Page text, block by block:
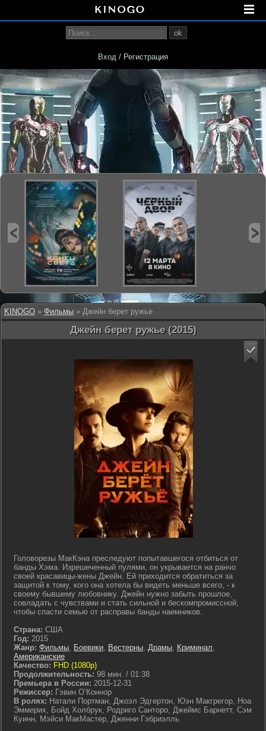
KINOGO » Фильмы » Джейн берет ружье
Джейн берет ружье (2015)
Головорезы МакКэна преследуют попытавшегося отбиться от
банды Хэма. Изрешеченный пулями, он укрывается на ранчо
своей красавицы-жены Джейн. Ей приходится обратиться за
защитой к тому, кого она хотела бы видеть меньше всего, - к
своему бывшему любовнику. Джейн нужно забыть прошлое,
совладать с чувствами и стать сильной и бескомпромиссной,
чтобы спасти семью от расправы банды наемников.
Страна: США
Год: 2015
Жанр: Фильмы, Боевики, Вестерны, Драмы, Криминал,
Американские
Качество: FHD (1080p)
Продолжительность: 98 мин. / 01:38
Премьера в России: 2015-12-31
Режиссер: Гэвин О’Коннор
В ролях: Натали Портман, Джоэл Эдгертон, Юэн Макгрегор, Ноа
Эммерих, Бойд Холбрук, Родриго Санторо, Джеймс Барнетт, Сэм
Куинн, Мэйси МакМастер, Дженни Гэбриэлль
ok
Вход / Регистрация